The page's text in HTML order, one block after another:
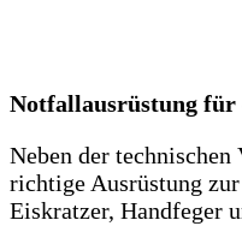
Notfallausrüstung
Neben der
richtige Ausrüstung
Eiskratzer, Handfeger